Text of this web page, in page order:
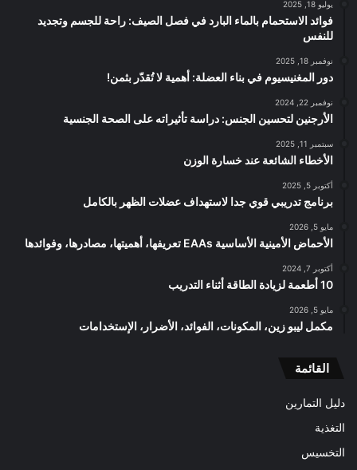
يوليو 18, 2025
فوائد الاستحمام بالماء البارد في فصل الصيف: راحة للجسم وتجديد
للنفس
نوفمبر 18, 2025
دور المغنيسيوم في بناء العضلة: أهمية لا تُقدّر بثمن!
نوفمبر 22, 2024
الأرجنين لتحسين الجنس: دراسة تأثيراته على الصحة الجنسية
سبتمبر 11, 2025
الأخطاء الشائعة عند خسارة الوزن
أكتوبر 5, 2025
برنامج تدريبي قوي جدا لاستهداف عضلات الظهر بالكامل
مايو 5, 2026
الأحماض الأمينية الأساسية EAAs تعريفها، أهميتها، مصادرها، وفوائدها
أكتوبر 7, 2024
10 أطعمة لزيادة الطاقة أثناء التدريب
مايو 5, 2026
مكمل ليبو زين، المكونات، الفوائد، الأضرار، الإستخدامات
القائمة
دليل التمارين
التغذية
التخسيس